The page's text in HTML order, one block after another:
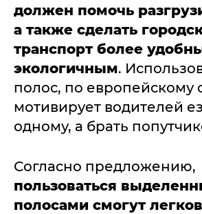
должен помочь
а также сделать
транспорт более
экологичным.
полос, по европейскому
мотивирует водителей
одному, а брать
Согласно предложению,
пользоваться
полосами смогут